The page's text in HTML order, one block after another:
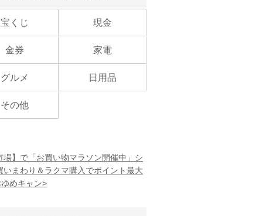
宝くじ 現金
金券 家電
グルメ 日用品
その他
場】で「お買い物マラソン開催中」シ
いまわり＆ラクマ購入でポイント最大
めキャン>